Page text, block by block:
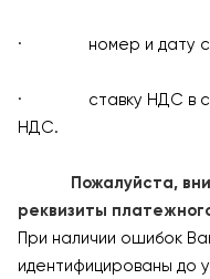
· номер и дату
· ставку НДС в
НДС.
Пожалуйста,
реквизиты
При наличии ошибок
идентифицированы до